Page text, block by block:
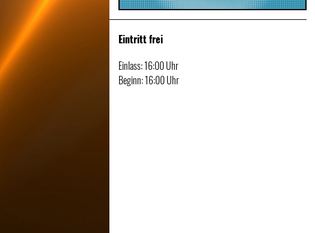
Eintritt frei
Einlass: 16:00 Uhr
Beginn: 16:00 Uhr